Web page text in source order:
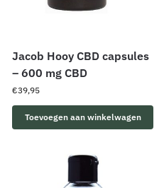
Jacob Hooy CBD capsules
– 600 mg CBD
€39,95
Toevoegen aan winkelwagen